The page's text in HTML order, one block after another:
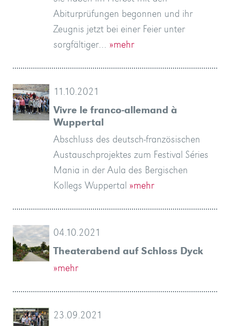
Abiturprüfungen begonnen und ihr
Zeugnis jetzt bei einer Feier unter
sorgfältiger… »mehr
11.10.2021
Vivre le franco-allemand à
Wuppertal
Abschluss des deutsch-französischen
Austauschprojektes zum Festival Séries
Mania in der Aula des Bergischen
Kollegs Wuppertal »mehr
04.10.2021
Theaterabend auf Schloss Dyck
»mehr
23.09.2021